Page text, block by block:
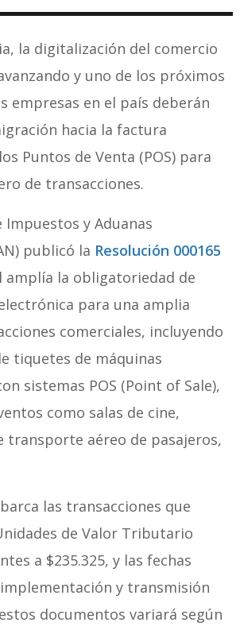
la digitalización del comercio
y uno de los próximos
empresas en el país deberán
hacia la factura
Puntos de Venta (POS) para
de transacciones.
Impuestos y Aduanas
publicó la Resolución 000165
amplía la obligatoriedad de
para una amplia
comerciales, incluyendo
tiquetes de máquinas
sistemas POS (Point of Sale),
como salas de cine,
transporte aéreo de pasajeros,
las transacciones que
de Valor Tributario
a $235.325, y las fechas
y transmisión
documentos variará según